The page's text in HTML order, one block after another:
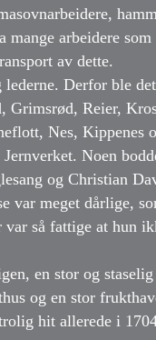
arbeidere
av dette.
Derfor ble
Grimsrød, Reier,
Nes, Kippenes
Noen
og Christian
var meget dårlige,
så fattige at hun
en stor og
og en stor
hit allerede i